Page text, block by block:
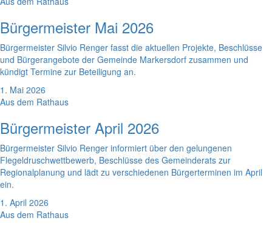
Bürgermeister Mai 2026
Bürgermeister Silvio Renger fasst die aktuellen Projekte, Beschlüsse
und Bürgerangebote der Gemeinde Markersdorf zusammen und
kündigt Termine zur Beteiligung an.
1. Mai 2026
Aus dem Rathaus
Bürgermeister April 2026
Bürgermeister Silvio Renger informiert über den gelungenen
Flegeldruschwettbewerb, Beschlüsse des Gemeinderats zur
Regionalplanung und lädt zu verschiedenen Bürgerterminen im April
ein.
1. April 2026
Aus dem Rathaus